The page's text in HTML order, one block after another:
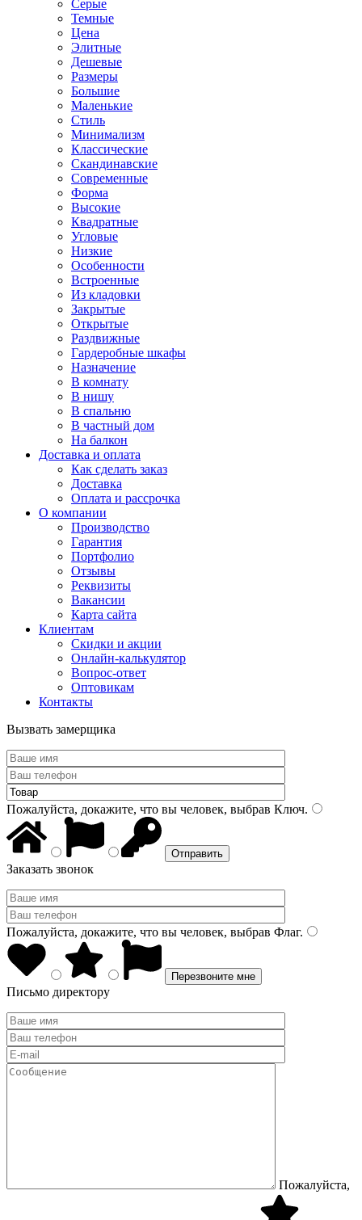
Серые
Темные
Цена
Элитные
Дешевые
Размеры
Большие
Маленькие
Стиль
Минимализм
Классические
Скандинавские
Современные
Форма
Высокие
Квадратные
Угловые
Низкие
Особенности
Встроенные
Из кладовки
Закрытые
Открытые
Раздвижные
Гардеробные шкафы
Назначение
В комнату
В нишу
В спальню
В частный дом
На балкон
Доставка и оплата
Как сделать заказ
Доставка
Оплата и рассрочка
О компании
Производство
Гарантия
Портфолио
Отзывы
Реквизиты
Вакансии
Карта сайта
Клиентам
Скидки и акции
Онлайн-калькулятор
Вопрос-ответ
Оптовикам
Контакты
Вызвать замерщика
Пожалуйста, докажите, что вы человек, выбрав Ключ.
Заказать звонок
Пожалуйста, докажите, что вы человек, выбрав Флаг.
Письмо директору
Пожалуйста,